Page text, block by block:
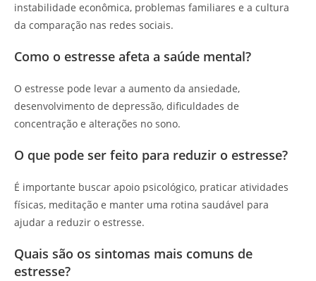
instabilidade econômica, problemas familiares e a cultura
da comparação nas redes sociais.
Como o estresse afeta a saúde mental?
O estresse pode levar a aumento da ansiedade,
desenvolvimento de depressão, dificuldades de
concentração e alterações no sono.
O que pode ser feito para reduzir o estresse?
É importante buscar apoio psicológico, praticar atividades
físicas, meditação e manter uma rotina saudável para
ajudar a reduzir o estresse.
Quais são os sintomas mais comuns de
estresse?